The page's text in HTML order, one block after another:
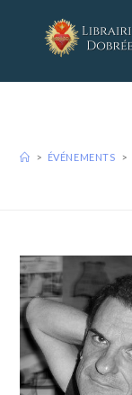
> ÉVÉNEMENTS >